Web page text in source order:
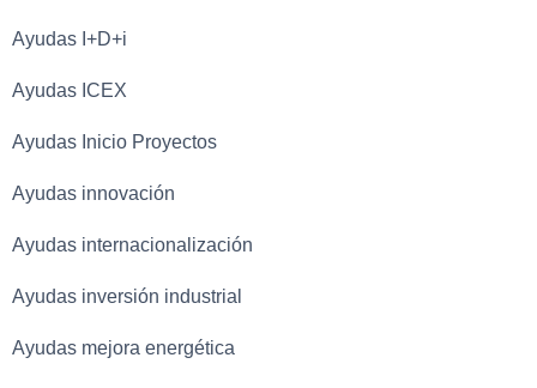
Ayudas I+D+i
Ayudas ICEX
Ayudas Inicio Proyectos
Ayudas innovación
Ayudas internacionalización
Ayudas inversión industrial
Ayudas mejora energética